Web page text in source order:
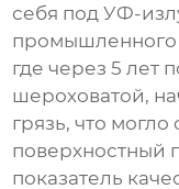
себя под УФ-
промышленного
где через 5 лет
шероховатой,
грязь, что
поверхностный
показатель